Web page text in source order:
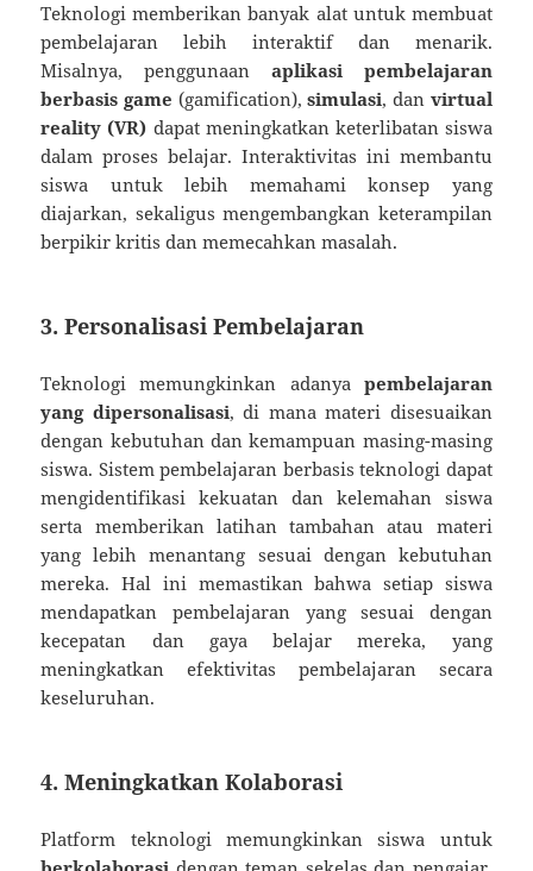
Teknologi memberikan banyak alat untuk membuat
pembelajaran lebih interaktif dan menarik.
Misalnya, penggunaan aplikasi pembelajaran
berbasis game (gamification),simulasi, dan virtual
reality (VR) dapat meningkatkan keterlibatan siswa
dalam proses belajar. Interaktivitas ini membantu
siswa untuk lebih memahami konsep yang
diajarkan, sekaligus mengembangkan keterampilan
berpikir kritis dan memecahkan masalah.
3. Personalisasi Pembelajaran
Teknologi memungkinkan adanya pembelajaran
yang dipersonalisasi, di mana materi disesuaikan
dengan kebutuhan dan kemampuan masing-masing
siswa. Sistem pembelajaran berbasis teknologi dapat
mengidentifikasi kekuatan dan kelemahan siswa
serta memberikan latihan tambahan atau materi
yang lebih menantang sesuai dengan kebutuhan
mereka. Hal ini memastikan bahwa setiap siswa
mendapatkan pembelajaran yang sesuai dengan
kecepatan dan gaya belajar mereka, yang
meningkatkan efektivitas pembelajaran secara
keseluruhan.
4. Meningkatkan Kolaborasi
Platform teknologi memungkinkan siswa untuk